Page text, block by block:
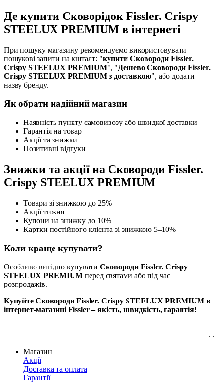
Де купити Сковорідок Fissler. Сrispy
STEELUX PREMIUM в інтернеті
При пошуку магазину рекомендуємо використовувати
пошукові запити на кшталт: "купити Сковороди Fissler.
Сrispy STEELUX PREMIUM", "Дешево Сковороди Fissler.
Сrispy STEELUX PREMIUM з доставкою", або додати
назву бренду.
Як обрати надійний магазин
Наявність пункту самовивозу або швидкої доставки
Гарантія на товар
Акції та знижки
Позитивні відгуки
Знижки та акції на Сковороди Fissler.
Сrispy STEELUX PREMIUM
Товари зі знижкою до 25%
Акції тижня
Купони на знижку до 10%
Картки постійного клієнта зі знижкою 5–10%
Коли краще купувати?
Особливо вигідно купувати Сковороди Fissler. Сrispy
STEELUX PREMIUM перед святами або під час
розпродажів.
Купуйте Сковороди Fissler. Сrispy STEELUX PREMIUM в
інтернет-магазині Fissler – якість, швидкість, гарантія!
. .
Магазин
Акції
Доставка та оплата
Гарантії